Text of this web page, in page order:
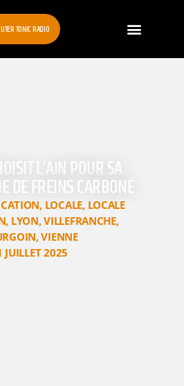
TONIC RADIO
L’AIN POUR SA
DE FREINS CARBONE
, LOCALE, LOCALE
, LYON,VILLEFRANCHE,
,VIENNE
JUILLET 2025